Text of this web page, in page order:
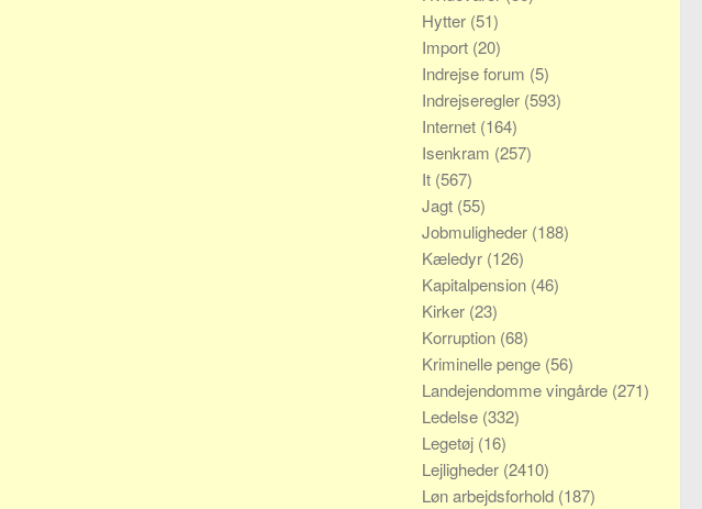
Hytter (51)
Import (20)
Indrejse forum (5)
Indrejseregler (593)
Internet (164)
Isenkram (257)
It (567)
Jagt (55)
Jobmuligheder (188)
Kæledyr (126)
Kapitalpension (46)
Kirker (23)
Korruption (68)
Kriminelle penge (56)
Landejendomme vingårde (271)
Ledelse (332)
Legetøj (16)
Lejligheder (2410)
Løn arbejdsforhold (187)